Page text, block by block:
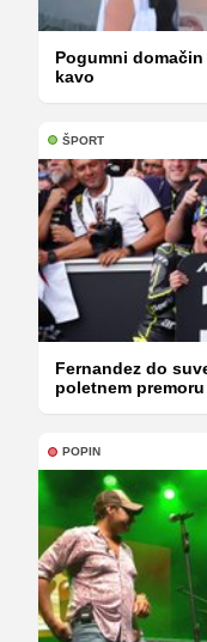
Pogumni
kavo
ŠPORT
Fernandez do
poletnem premoru
POPIN